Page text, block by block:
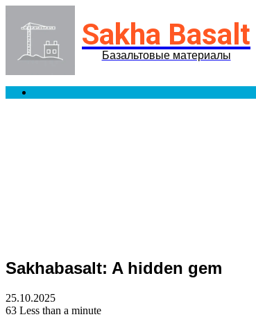
Sakha Basalt
Базальтовые материалы
Sakhabasalt: A hidden gem
25.10.2025
63 Less than a minute